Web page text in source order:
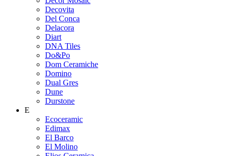
Decovita
Del Conca
Delacora
Diart
DNA Tiles
Do&Po
Dom Ceramiche
Domino
Dual Gres
Dune
Durstone
E
Ecoceramic
Edimax
El Barco
El Molino